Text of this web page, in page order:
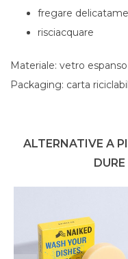
fregare
risciacquare
Materiale: vetro
Packaging: carta
ALTERNATIVE A